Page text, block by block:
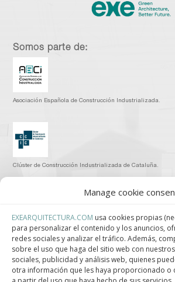
Manage cookie
EXEARQUITECTURA.COM usa cookies propias
para personalizar el contenido y los anuncios,
redes sociales y analizar el tráfico. Además,
sobre el uso que haga del sitio web con
sociales, publicidad y análisis web, quienes
otra información que les haya proporcionado o
Somos parte de:
Asociación Española de Construcción Industrializada.
Clúster de Construcción Industrializada de Cataluña.
Centro de Innovación Tecnológica en Bioconstrucción y
Contact